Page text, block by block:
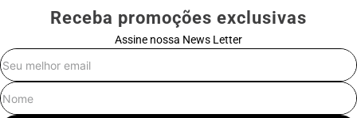
Receba promoções exclusivas
Assine nossa News Letter